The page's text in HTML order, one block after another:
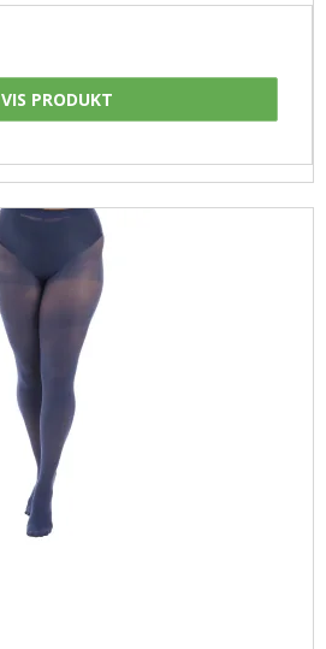
VIS PRODUKT